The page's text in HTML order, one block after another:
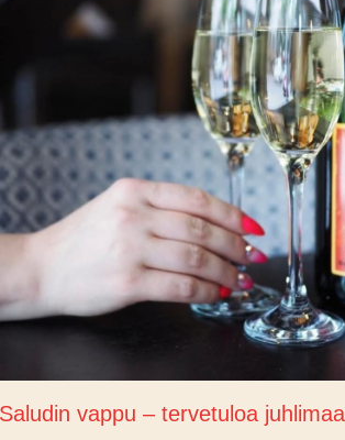
Saludin vappu – tervetuloa